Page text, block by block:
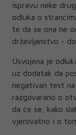
ispravu neke
odluka o
te da se ona ne
državljanstvo -
Usvojena je
uz dodatak da
negativan test
razgovarano o
da će se, kako
vjerovatno i o